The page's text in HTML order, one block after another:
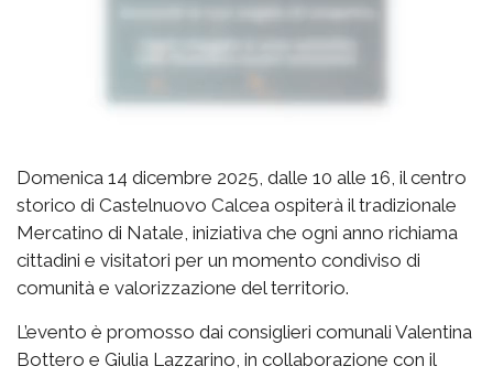
Domenica 14 dicembre 2025, dalle 10 alle 16, il centro
storico di Castelnuovo Calcea ospiterà il tradizionale
Mercatino di Natale, iniziativa che ogni anno richiama
cittadini e visitatori per un momento condiviso di
comunità e valorizzazione del territorio.
L’evento è promosso dai consiglieri comunali Valentina
Bottero e Giulia Lazzarino, in collaborazione con il